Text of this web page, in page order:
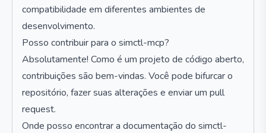
compatibilidade em diferentes ambientes de
desenvolvimento.
Posso contribuir para o simctl-mcp?
Absolutamente! Como é um projeto de código aberto,
contribuições são bem-vindas. Você pode bifurcar o
repositório, fazer suas alterações e enviar um pull
request.
Onde posso encontrar a documentação do simctl-